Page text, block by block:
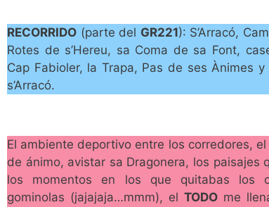
RECORRIDO (parte del GR221): S’Arracó,
Rotes de s’Hereu, sa Coma de sa Font,
Cap Fabioler, la Trapa, Pas de ses Ànimes
s’Arracó.
El ambiente deportivo entre los corredores,
de ánimo, avistar sa Dragonera, los paisajes
los momentos en los que quitabas los
gominolas (jajajaja…mmm), el TODO me